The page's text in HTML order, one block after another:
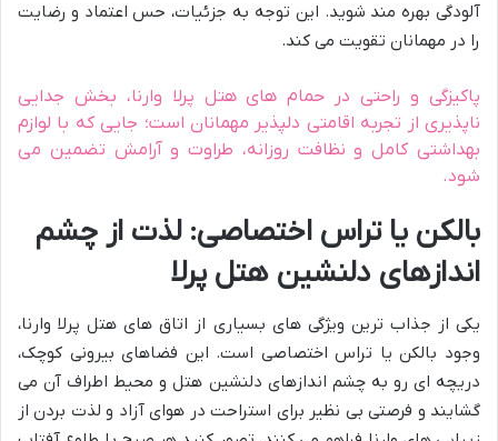
آلودگی بهره مند شوید. این توجه به جزئیات، حس اعتماد و رضایت
را در مهمانان تقویت می کند.
پاکیزگی و راحتی در حمام های هتل پرلا وارنا، بخش جدایی
ناپذیری از تجربه اقامتی دلپذیر مهمانان است؛ جایی که با لوازم
بهداشتی کامل و نظافت روزانه، طراوت و آرامش تضمین می
شود.
بالکن یا تراس اختصاصی: لذت از چشم
اندازهای دلنشین هتل پرلا
یکی از جذاب ترین ویژگی های بسیاری از اتاق های هتل پرلا وارنا،
وجود بالکن یا تراس اختصاصی است. این فضاهای بیرونی کوچک،
دریچه ای رو به چشم اندازهای دلنشین هتل و محیط اطراف آن می
گشایند و فرصتی بی نظیر برای استراحت در هوای آزاد و لذت بردن از